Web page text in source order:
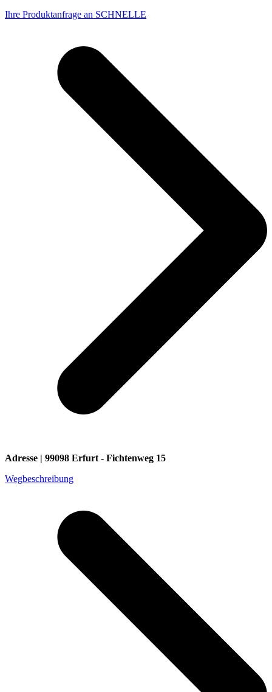
Ihre Produktanfrage an SCHNELLE
Adresse | 99098 Erfurt - Fichtenweg 15
Wegbeschreibung